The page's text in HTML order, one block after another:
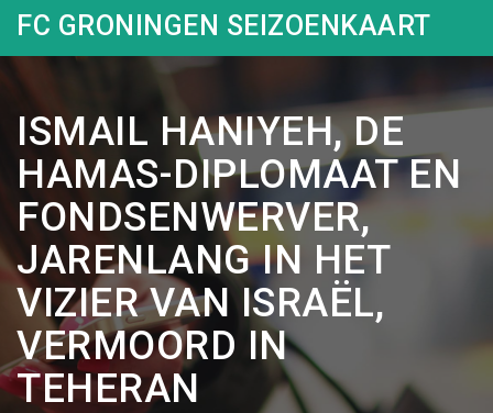
FC GRONINGEN SEIZOENKAART
ISMAIL HANIYEH, DE
HAMAS-DIPLOMAAT EN
FONDSENWERVER,
JARENLANG IN HET
VIZIER VAN ISRAËL,
VERMOORD IN
TEHERAN